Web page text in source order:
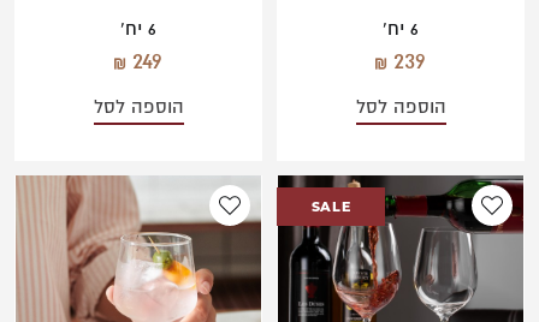
6 יח'
239
הוספה לסל
6 יח'
249
הוספה לסל
SALE